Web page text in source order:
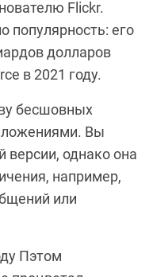
Flickr.
популярность: его
долларов
в 2021 году.
бесшовных
Вы
версии, однако она
например,
или
Пэтом